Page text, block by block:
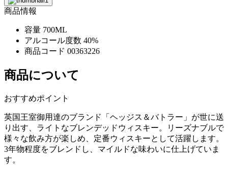
商品情報
容量 700ML
アルコール度数 40%
商品コード 00363226
商品について
おすすめポイント
英国王室御用達のブランド「ヘッジス＆バトラー」が世に送
り出す、ライトなブレンデッドウィスキー。リーズナブルで
様々な飲み方が楽しめ、定番ウィスキーとして活躍します。
3年物程度をブレンドし、マイルドな味わいに仕上げていま
す。